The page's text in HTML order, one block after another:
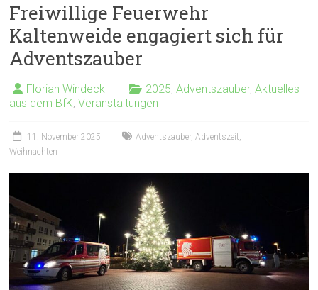
Freiwillige Feuerwehr
Kaltenweide engagiert sich für
Adventszauber
Florian Windeck 2025,Adventszauber,Aktuelles
aus dem BfK,Veranstaltungen
11. November 2025 Adventszauber,Adventszeit,
Weihnachten